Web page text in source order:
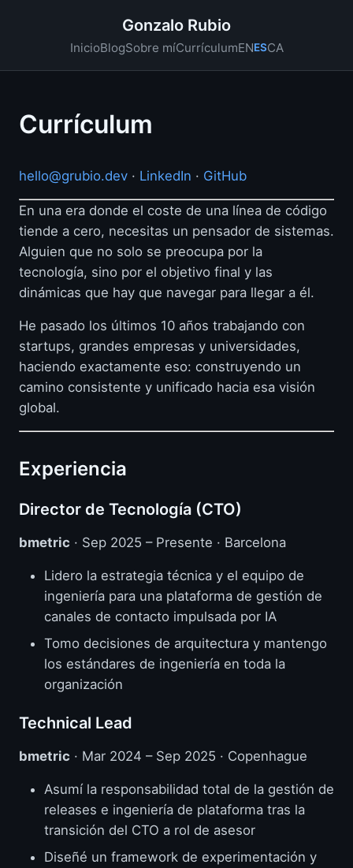
Gonzalo Rubio
InicioBlogSobre míCurrículumENESCA
Currículum
hello@grubio.dev · LinkedIn · GitHub
En una era donde el coste de una línea de código
tiende a cero, necesitas un pensador de sistemas.
Alguien que no solo se preocupa por la
tecnología, sino por el objetivo final y las
dinámicas que hay que navegar para llegar a él.
He pasado los últimos 10 años trabajando con
startups, grandes empresas y universidades,
haciendo exactamente eso: construyendo un
camino consistente y unificado hacia esa visión
global.
Experiencia
Director de Tecnología (CTO)
bmetric · Sep 2025 – Presente · Barcelona
Lidero la estrategia técnica y el equipo de
ingeniería para una plataforma de gestión de
canales de contacto impulsada por IA
Tomo decisiones de arquitectura y mantengo
los estándares de ingeniería en toda la
organización
Technical Lead
bmetric · Mar 2024 – Sep 2025 · Copenhague
Asumí la responsabilidad total de la gestión de
releases e ingeniería de plataforma tras la
transición del CTO a rol de asesor
Diseñé un framework de experimentación y